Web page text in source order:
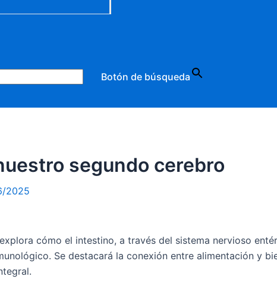
Botón de búsqueda
segundo cerebro
2025
cómo el intestino, a través del sistema nervioso
Se destacará la conexión entre alimentación y